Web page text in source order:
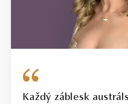
Každý záblesk